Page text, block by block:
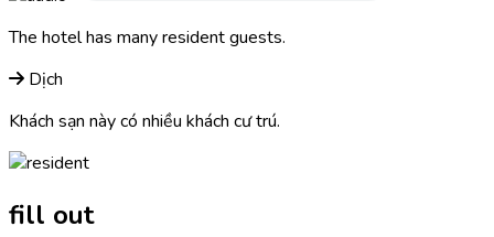
The hotel has manyresidentguests.
Dịch
Khách sạn này có nhiều khách cư trú.
fill out